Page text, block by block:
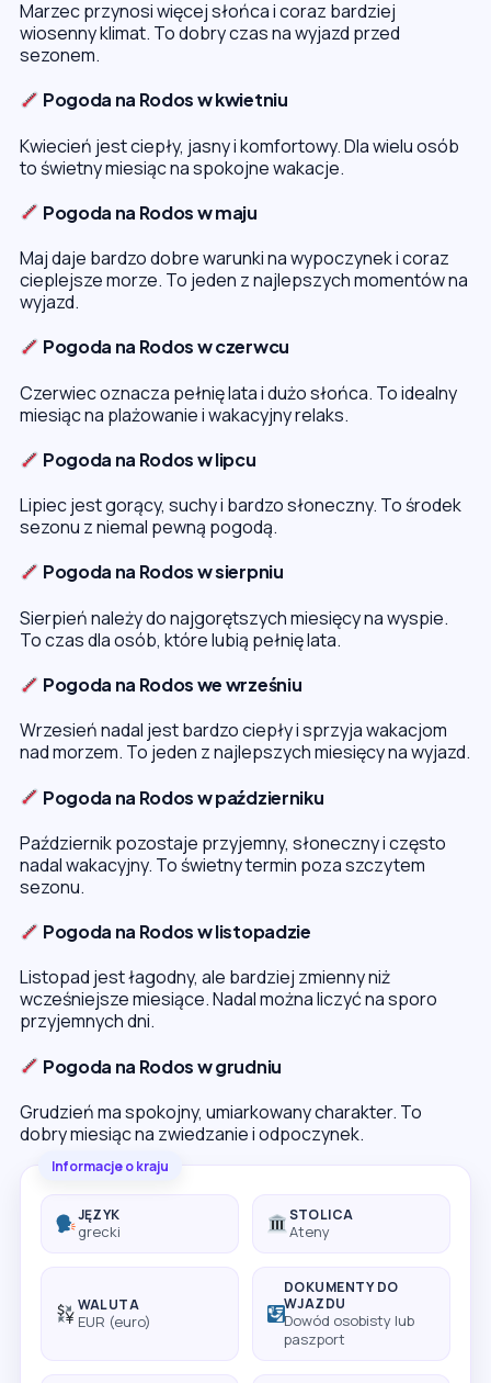
Marzec przynosi więcej słońca i coraz bardziej
wiosenny klimat. To dobry czas na wyjazd przed
sezonem.
Pogoda na Rodos w kwietniu
Kwiecień jest ciepły, jasny i komfortowy. Dla wielu osób
to świetny miesiąc na spokojne wakacje.
Pogoda na Rodos w maju
Maj daje bardzo dobre warunki na wypoczynek i coraz
cieplejsze morze. To jeden z najlepszych momentów na
wyjazd.
Pogoda na Rodos w czerwcu
Czerwiec oznacza pełnię lata i dużo słońca. To idealny
miesiąc na plażowanie i wakacyjny relaks.
Pogoda na Rodos w lipcu
Lipiec jest gorący, suchy i bardzo słoneczny. To środek
sezonu z niemal pewną pogodą.
Pogoda na Rodos w sierpniu
Sierpień należy do najgorętszych miesięcy na wyspie.
To czas dla osób, które lubią pełnię lata.
Pogoda na Rodos we wrześniu
Wrzesień nadal jest bardzo ciepły i sprzyja wakacjom
nad morzem. To jeden z najlepszych miesięcy na wyjazd.
Pogoda na Rodos w październiku
Październik pozostaje przyjemny, słoneczny i często
nadal wakacyjny. To świetny termin poza szczytem
sezonu.
Pogoda na Rodos w listopadzie
Listopad jest łagodny, ale bardziej zmienny niż
wcześniejsze miesiące. Nadal można liczyć na sporo
przyjemnych dni.
Pogoda na Rodos w grudniu
Grudzień ma spokojny, umiarkowany charakter. To
dobry miesiąc na zwiedzanie i odpoczynek.
Informacje o kraju
JĘZYK
grecki
STOLICA
Ateny
WALUTA
EUR (euro)
DOKUMENTY DO
WJAZDU
Dowód osobisty lub
paszport